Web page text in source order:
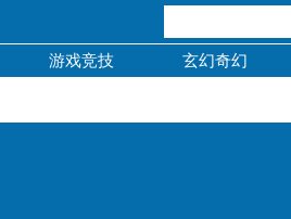
游戏竞技 玄幻奇幻